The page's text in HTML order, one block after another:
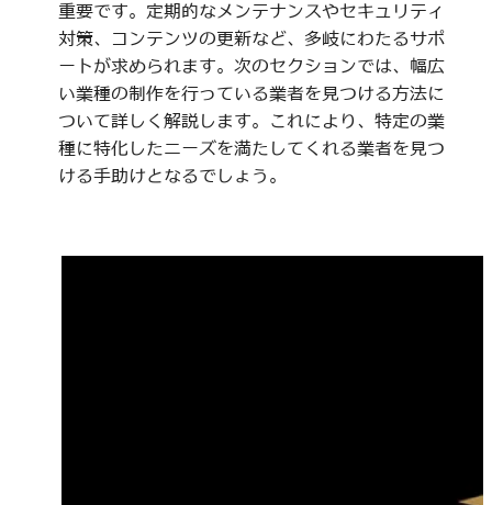
重要です。定期的なメンテナンスやセキュリティ
対策、コンテンツの更新など、多岐にわたるサポ
ートが求められます。次のセクションでは、幅広
い業種の制作を行っている業者を見つける方法に
ついて詳しく解説します。これにより、特定の業
種に特化したニーズを満たしてくれる業者を見つ
ける手助けとなるでしょう。